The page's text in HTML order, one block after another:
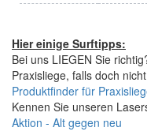
Hier einige Surftipps:
Bei uns LIEGEN Sie
Praxisliege, falls doch
Produktfinder für
Kennen Sie unseren
Aktion - Alt gegen neu